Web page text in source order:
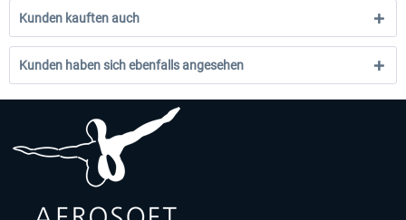
Kunden kauften auch
Kunden haben sich ebenfalls angesehen